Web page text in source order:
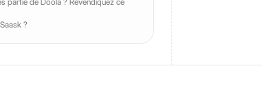
?